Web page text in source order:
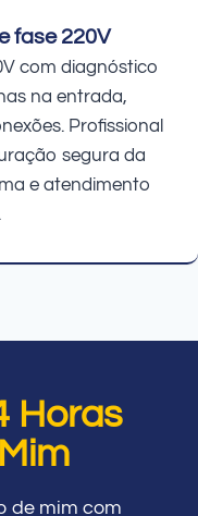
fase 220V
com diagnóstico
na entrada,
Profissional
segura da
e atendimento
Horas
de mim com